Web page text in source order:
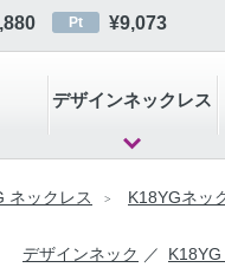
Pt ¥9,073
デザインネックレス
ネックレス K18YGネッ
デザインネック